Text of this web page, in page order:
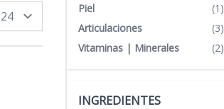
Piel
(1)
Articulaciones
(3)
Vitaminas | Minerales
(2)
INGREDIENTES
por página